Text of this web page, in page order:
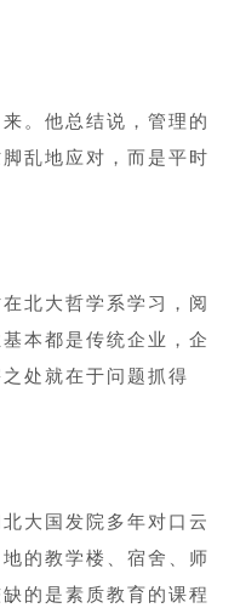
。他总结说，管理的
乱地应对，而是平时
北大哲学系学习，阅
本都是传统企业，企
处就在于问题抓得
大国发院多年对口云
的教学楼、宿舍、师
的是素质教育的课程